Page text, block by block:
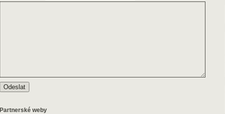
Partnerské weby